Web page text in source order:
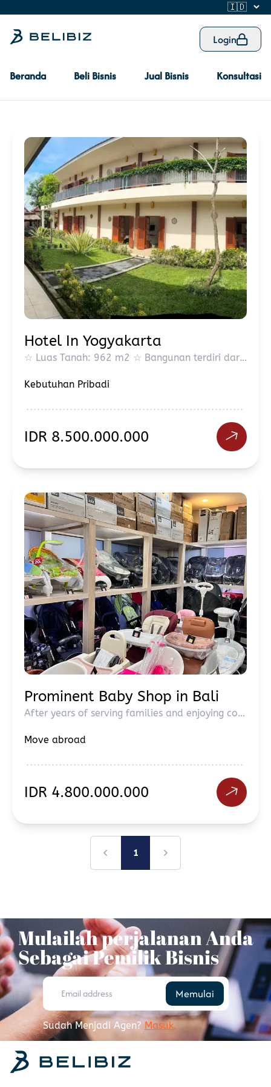
Login
Beranda Beli Bisnis Jual Bisnis Konsultasi
Hotel In Yogyakarta
☆ Luas Tanah: 962 m2 ☆ Bangunan terdiri dari : - Bangunan Rumah seluas 193 m2 dengan 2 kmr, 2 kmr mandi, ruang tamu, ruang keluarga, pantry dan halaman - Bangunan Lobby seluas 28 m2 - Gazebo seluas 9 m2 - Bangunan 2 lantai gudang dan pantry seluas 48 m2 - Bangunan 2 lantai seluas 286 m2 terdiri 10 kamar dengan masing2x kamar mandi dalam - Bangunan 1 lantai seluas 90 m2 terdiri 4 kamar dengan masing2x kamar mandi dalam ☆ Parkir utk 10 mobil ☆ Full Furnished berikut AC + Water Heater ☆ Sertifikat SHM ☆ PLN 6600 Kwh ☆ Akses : - Malioboro 10 menit - Prawirotaman 10 menit
Kebutuhan Pribadi
IDR 8.500.000.000
Prominent Baby Shop in Bali
After years of serving families and enjoying consistent sales, this well-loved baby shop in Bali is now looking for a new owner. The business has built a loyal customer base and continues to perform strongly. The only reason for the sale is that the current owner will be relocating overseas. This is a great opportunity for someone looking to take over a proven, profitable business with an existing market presence. Serious inquiries are welcome. Contact us for more details.
Move abroad
IDR 4.800.000.000
Previous 1 Next
Mulailah perjalanan Anda
Sebagai Pemilik Bisnis
Memulai
Sudah Menjadi Agen? Masuk.